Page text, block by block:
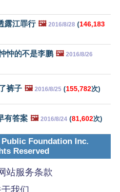
露江罪行 🖼️ 2016/8/28 (146,183
忡的不是李鹏 🖼️ 2016/8/26
裤子 🖼️ 2016/8/25 (155,782次)
有答案 🖼️ 2016/8/24 (81,602次)
Foundation Inc.
Reserved
站服务条款
我们